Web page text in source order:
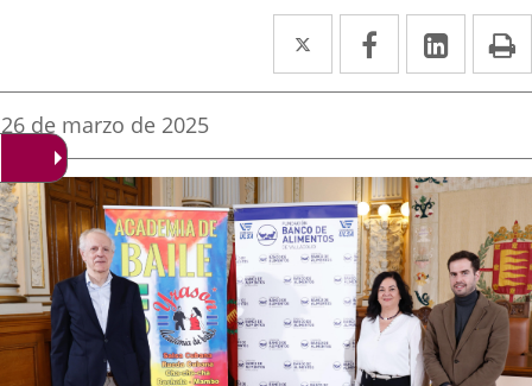
Twitter
Enlace
a
aplicación
externa.
Facebook
Enlace
a
aplicación
externa.
Enlace
a
Fecha
de
noticia
26 de marzo de 2025